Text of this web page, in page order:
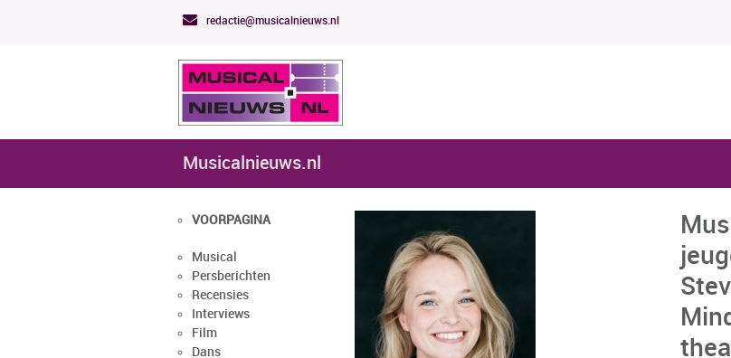
redactie@musicalnieuws.nl
Musicalnieuws.nl
VOORPAGINA
Musical
Persberichten
Recensies
Interviews
Film
Dans